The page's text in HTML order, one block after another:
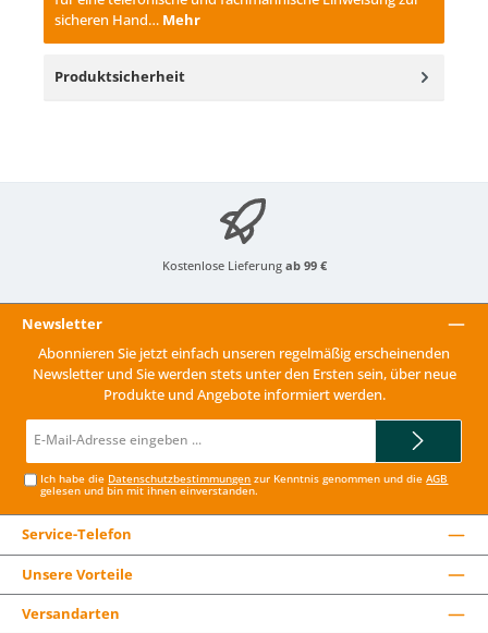
sicheren Hand… Mehr
Produktsicherheit
Kostenlose Lieferung ab 99 €
Newsletter
Abonnieren Sie jetzt einfach unseren regelmäßig erscheinenden
Newsletter und Sie werden stets unter den Ersten sein, über neue
Produkte und Angebote informiert werden.
Mail-
Ich habe die Datenschutzbestimmungen zur Kenntnis genommen und dieAGB
gelesen und bin mit ihnen einverstanden.
Service-Telefon
Unsere Vorteile
Versandarten